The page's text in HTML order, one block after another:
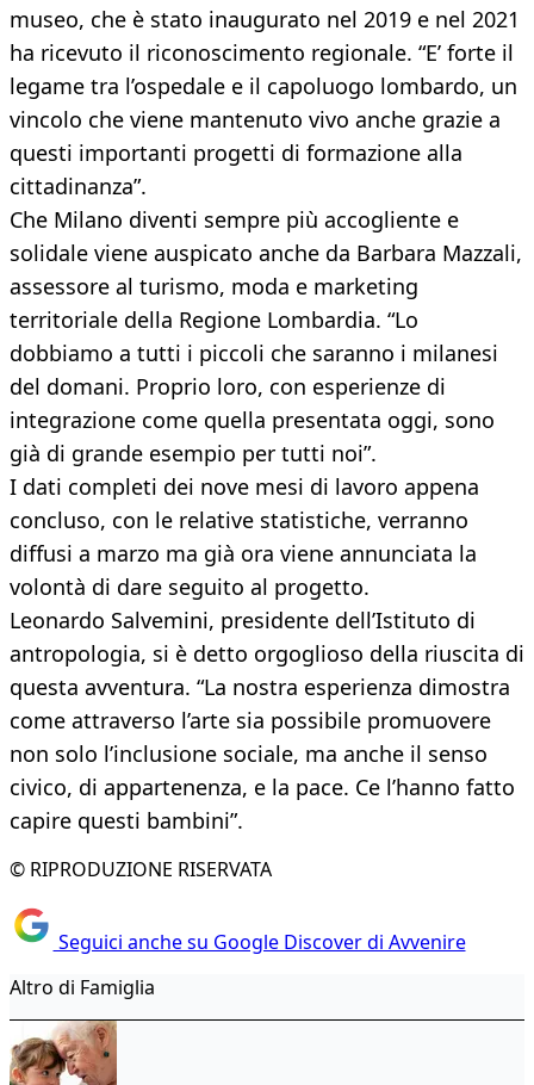
museo, che è stato inaugurato nel 2019 e nel 2021
ha ricevuto il riconoscimento regionale. “E’ forte il
legame tra l’ospedale e il capoluogo lombardo, un
vincolo che viene mantenuto vivo anche grazie a
questi importanti progetti di formazione alla
cittadinanza”.
Che Milano diventi sempre più accogliente e
solidale viene auspicato anche da Barbara Mazzali,
assessore al turismo, moda e marketing
territoriale della Regione Lombardia. “Lo
dobbiamo a tutti i piccoli che saranno i milanesi
del domani. Proprio loro, con esperienze di
integrazione come quella presentata oggi, sono
già di grande esempio per tutti noi”.
I dati completi dei nove mesi di lavoro appena
concluso, con le relative statistiche, verranno
diffusi a marzo ma già ora viene annunciata la
volontà di dare seguito al progetto.
Leonardo Salvemini, presidente dell’Istituto di
antropologia, si è detto orgoglioso della riuscita di
questa avventura. “La nostra esperienza dimostra
come attraverso l’arte sia possibile promuovere
non solo l’inclusione sociale, ma anche il senso
civico, di appartenenza, e la pace. Ce l’hanno fatto
capire questi bambini”.
© RIPRODUZIONE RISERVATA
Seguici anche su Google Discover di Avvenire
Altro di Famiglia